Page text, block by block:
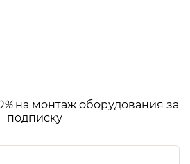
на монтаж оборудования за
подписку